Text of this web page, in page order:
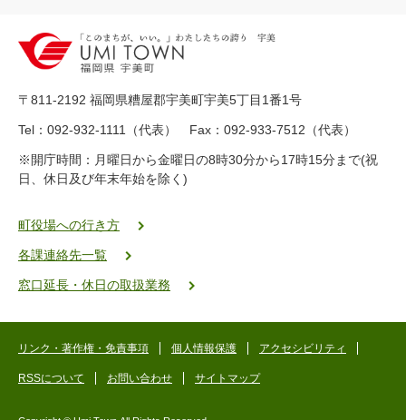
-
8
-
5
5
ク
二
ゴ
〒811-2192 福岡県糟屋郡宇美町宇美5丁目1番1号
Tel：092-932-1111（代表） Fax：092-933-7512（代表）
※開庁時間：月曜日から金曜日の8時30分から17時15分まで(祝
日、休日及び年末年始を除く)
町役場への行き方
各課連絡先一覧
窓口延長・休日の取扱業務
リンク・著作権・免責事項 個人情報保護 アクセシビリティ
RSSについて お問い合わせ サイトマップ